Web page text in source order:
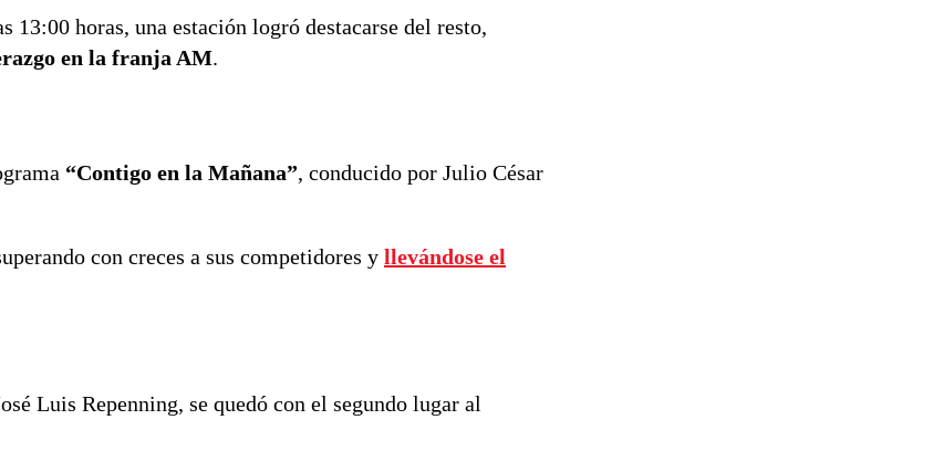
13:00 horas, una estación logró destacarse del resto,
en la franja AM.
“Contigo en la Mañana”, conducido por Julio César
con creces a sus competidores y llevándose el
Luis Repenning, se quedó con el segundo lugar al